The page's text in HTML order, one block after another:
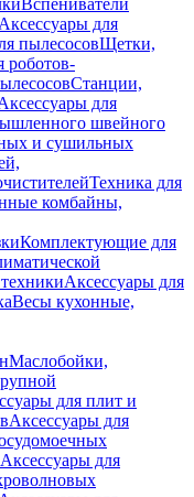
Вспениватели
Аксессуары для
пылесосовЩетки,
роботов-
Станции,
для
швейного
и сушильных
Техника для
комбайны,
Комплектующие для
Аксессуары для
Весы кухонные,
Маслобойки,
для плит и
Аксессуары для
Аксессуары для